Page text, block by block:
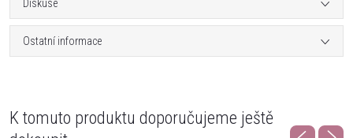
Diskuse
Ostatní informace
K tomuto produktu doporučujeme ještě